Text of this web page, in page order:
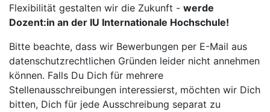
Flexibilität gestalten wir die Zukunft - werde
Dozent:in an der IU Internationale Hochschule!
Bitte beachte, dass wir Bewerbungen per E-Mail aus
datenschutzrechtlichen Gründen leider nicht annehmen
können. Falls Du Dich für mehrere
Stellenausschreibungen interessierst, möchten wir Dich
bitten, Dich für jede Ausschreibung separat zu